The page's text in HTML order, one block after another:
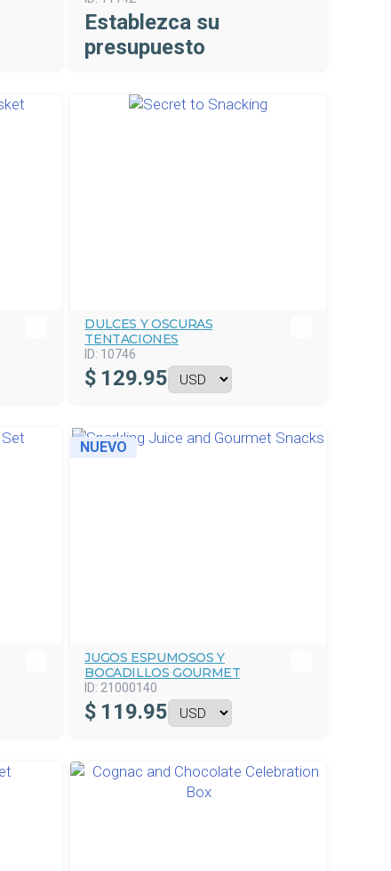
Establezca su
presupuesto
DULCES Y OSCURAS
TENTACIONES
ID: 10746
$ 129.95
NUEVO
JUGOS ESPUMOSOS Y
BOCADILLOS GOURMET
ID: 21000140
$ 119.95